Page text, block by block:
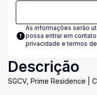
As informações serão
possa entrar em
privacidade e termos
Descrição
SGCV, Prime Residence |